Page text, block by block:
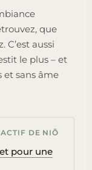
que
C’est aussi
le plus – et
et sans âme
DE NIÕ
pour une